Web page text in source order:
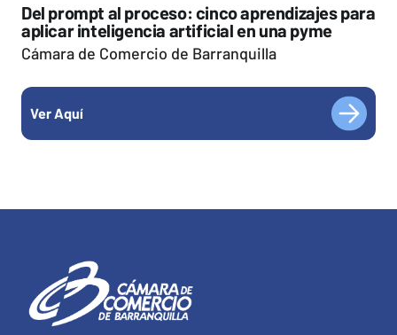
Del prompt al proceso: cinco aprendizajes para
aplicar inteligencia artificial en una pyme
Cámara de Comercio de Barranquilla
Ver Aquí